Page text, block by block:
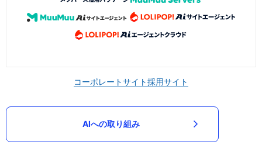
コーポレートサイト採用サイト
AIへの取り組み